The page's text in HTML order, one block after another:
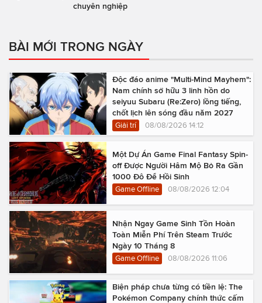
chuyên nghiệp
BÀI MỚI TRONG NGÀY
Độc đáo anime "Multi-Mind Mayhem":
Nam chính sở hữu 3 linh hồn do
seiyuu Subaru (Re:Zero) lồng tiếng,
chốt lịch lên sóng đầu năm 2027
Giải trí 08/08/2026 14:12
Một Dự Án Game Final Fantasy Spin-
off Được Người Hâm Mộ Bỏ Ra Gần
1000 Đô Để Hồi Sinh
Game Offline 08/08/2026 12:04
Nhận Ngay Game Sinh Tồn Hoàn
Toàn Miễn Phí Trên Steam Trước
Ngày 10 Tháng 8
Game Offline 08/08/2026 11:06
Biện pháp chưa từng có tiền lệ: The
Pokémon Company chính thức cấm